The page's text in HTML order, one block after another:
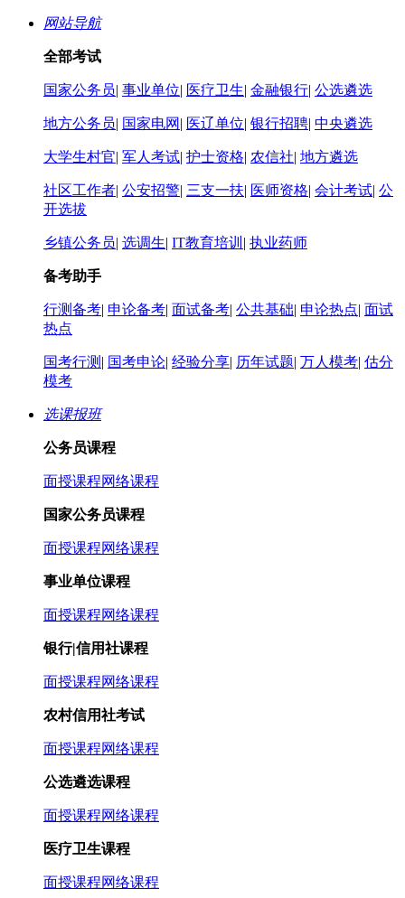
网站导航
全部考试
国家公务员| 事业单位| 医疗卫生| 金融银行| 公选遴选
地方公务员| 国家电网 | 医辽单位| 银行招聘| 中央遴选
大学生村官| 军人考试| 护士资格| 农信社| 地方遴选
社区工作者| 公安招警| 三支一扶| 医师资格| 会计考试| 公
开选拔
乡镇公务员| 选调生| IT教育培训 | 执业药师
备考助手
行测备考| 申论备考| 面试备考| 公共基础| 申论热点| 面试
热点
国考行测 | 国考申论| 经验分享| 历年试题| 万人模考| 估分
模考
选课报班
公务员课程
面授课程网络课程
国家公务员课程
面授课程网络课程
事业单位课程
面授课程网络课程
银行|信用社课程
面授课程网络课程
农村信用社考试
面授课程网络课程
公选遴选课程
面授课程网络课程
医疗卫生课程
面授课程网络课程